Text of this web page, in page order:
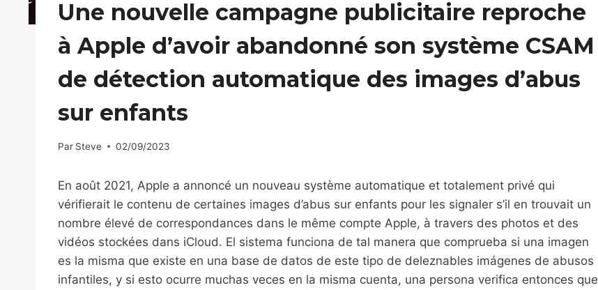
Une nouvelle campagne publicitaire reproche
à Apple d’avoir abandonné son système CSAM
de détection automatique des images d’abus
sur enfants
Par Steve 02/09/2023
En août 2021, Apple a annoncé un nouveau système automatique et totalement privé qui
vérifierait le contenu de certaines images d’abus sur enfants pour les signaler s’il en trouvait un
nombre élevé de correspondances dans le même compte Apple, à travers des photos et des
vidéos stockées dans iCloud. El sistema funciona de tal manera que comprueba si una imagen
es la misma que existe en una base de datos de este tipo de deleznables imágenes de abusos
infantiles, y si esto ocurre muchas veces en la misma cuenta, una persona verifica entonces que